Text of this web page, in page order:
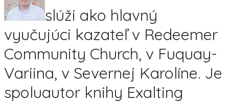
slúži ako hlavný
vyučujúci kazateľ v Redeemer
Community Church, v Fuquay-
Variina, v Severnej Karolíne. Je
spoluautor knihy Exalting